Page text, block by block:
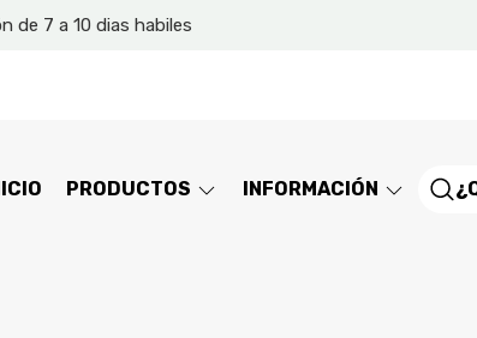
de 7 a 10 dias habiles
PRODUCTOS INFORMACIÓN